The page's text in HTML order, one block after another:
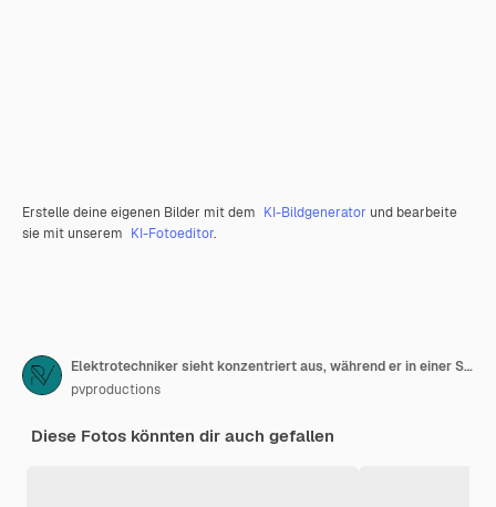
Erstelle deine eigenen Bilder mit dem KI-Bildgenerator und bearbeite
sie mit unserem KI-Fotoeditor.
Elektrotechniker sieht konzentriert aus, während er in einer Schalttafel mit Sicherungen arbeitet
pvproductions
Diese Fotos könnten dir auch gefallen